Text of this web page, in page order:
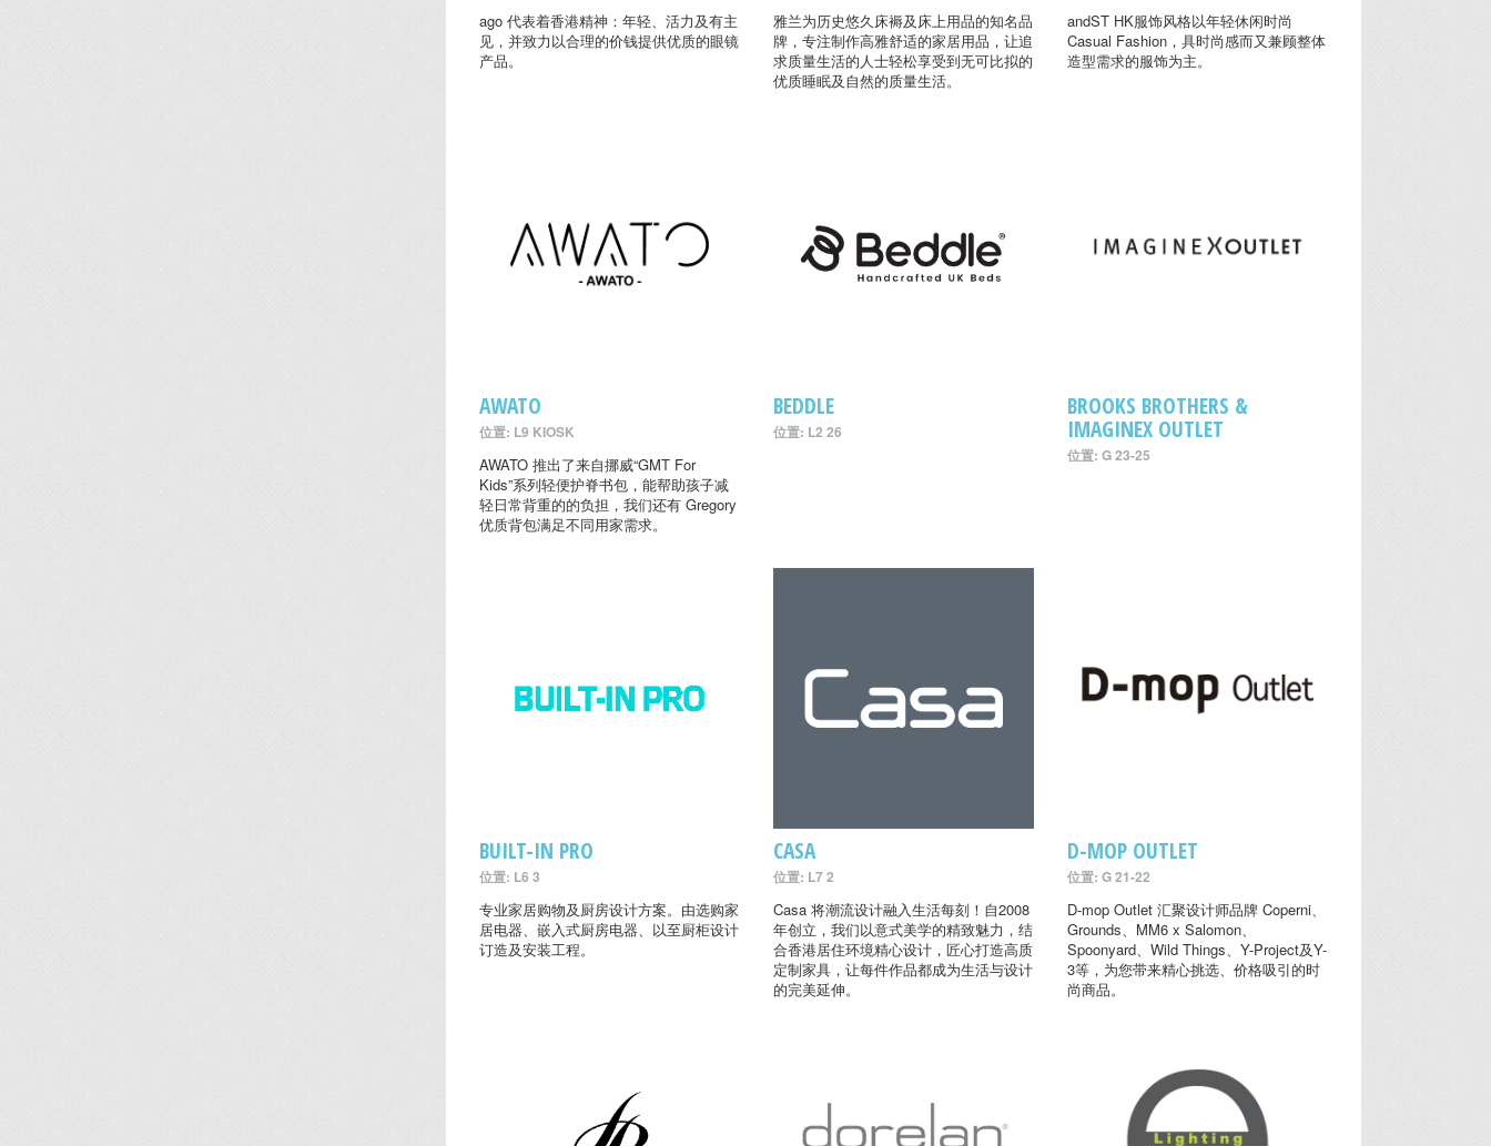
ago 代表着香港精神：年轻、活力及有主
见，并致力以合理的价钱提供优质的眼镜
产品。
雅兰为历史悠久床褥及床上用品的知名品
牌，专注制作高雅舒适的家居用品，让追
求质量生活的人士轻松享受到无可比拟的
优质睡眠及自然的质量生活。
andST HK服饰风格以年轻休闲时尚
Casual Fashion，具时尚感而又兼顾整体
造型需求的服饰为主。
AWATO
位置: L9 KIOSK
AWATO 推出了来自挪威“GMT For
Kids”系列轻便护脊书包，能帮助孩子减
轻日常背重的的负担，我们还有 Gregory
优质背包满足不同用家需求。
BEDDLE
位置: L2 26
BROOKS BROTHERS &
IMAGINEX OUTLET
位置: G 23-25
BUILT-IN PRO
位置: L6 3
专业家居购物及厨房设计方案。由选购家
居电器、嵌入式厨房电器、以至厨柜设计
订造及安装工程。
CASA
位置: L7 2
Casa 将潮流设计融入生活每刻！自2008
年创立，我们以意式美学的精致魅力，结
合香港居住环境精心设计，匠心打造高质
定制家具，让每件作品都成为生活与设计
的完美延伸。
D-MOP OUTLET
位置: G 21-22
D-mop Outlet 汇聚设计师品牌 Coperni、
Grounds、MM6 x Salomon、
Spoonyard、Wild Things、Y-Project及Y-
3等，为您带来精心挑选、价格吸引的时
尚商品。